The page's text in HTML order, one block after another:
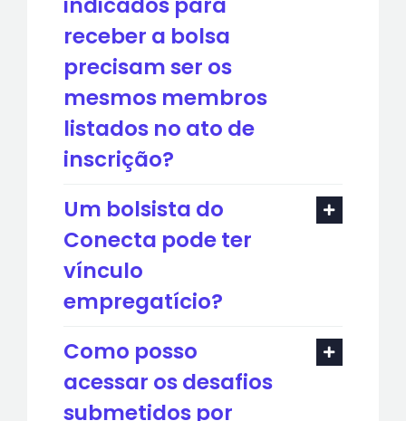
receber a bolsa
precisam ser os
mesmos membros
listados no ato de
inscrição?
Um bolsista do
Conecta pode ter
vínculo
empregatício?
Como posso
acessar os desafios
submetidos por